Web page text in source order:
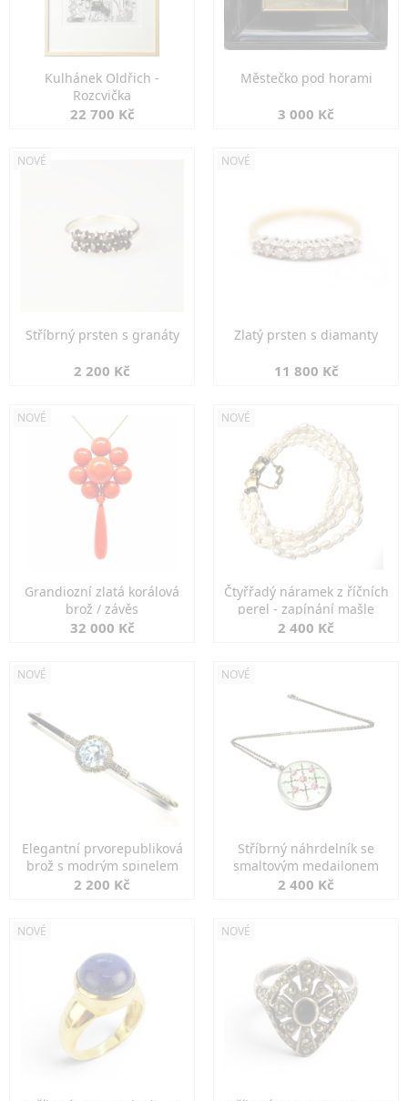
Kulhánek Oldřich -
Rozcvička
22 700 Kč
Městečko pod horami
3 000 Kč
NOVÉ
Stříbrný prsten s granáty
2 200 Kč
NOVÉ
Zlatý prsten s diamanty
11 800 Kč
NOVÉ
Grandiozní zlatá korálová
brož / závěs
32 000 Kč
NOVÉ
Čtyřřadý náramek z říčních
perel - zapínání mašle
2 400 Kč
NOVÉ
Elegantní prvorepubliková
brož s modrým spinelem
2 200 Kč
NOVÉ
Stříbrný náhrdelník se
smaltovým medailonem
2 400 Kč
NOVÉ NOVÉ